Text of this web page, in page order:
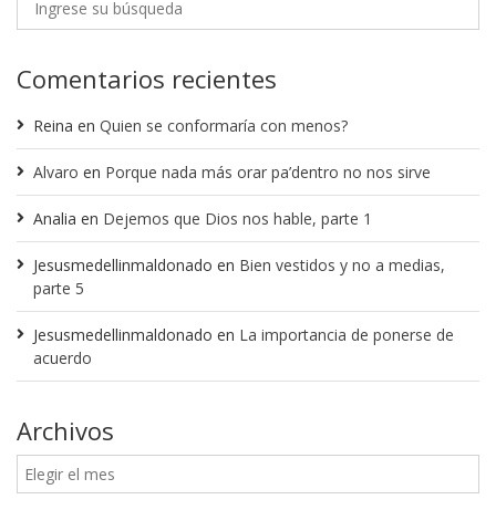
Comentarios recientes
Reina en Quien se conformaría con menos?
Alvaro en Porque nada más orar pa’dentro no nos sirve
Analia en Dejemos que Dios nos hable, parte 1
Jesusmedellinmaldonado en Bien vestidos y no a medias,
parte 5
Jesusmedellinmaldonado en La importancia de ponerse de
acuerdo
Archivos